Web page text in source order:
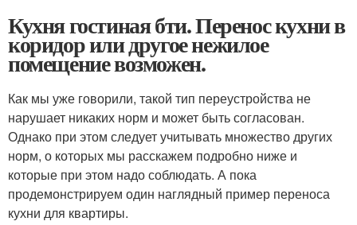
Кухня гостиная бти. Перенос кухни в
коридор или другое нежилое
помещение возможен.
Как мы уже говорили, такой тип переустройства не
нарушает никаких норм и может быть согласован.
Однако при этом следует учитывать множество других
норм, о которых мы расскажем подробно ниже и
которые при этом надо соблюдать. А пока
продемонстрируем один наглядный пример переноса
кухни для квартиры.